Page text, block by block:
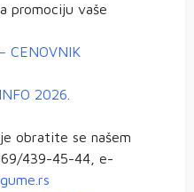
promociju vaše
CENOVNIK
2026.
obratite se našem
439-45-44, e-